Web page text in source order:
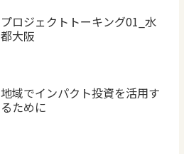
プロジェクトトーキング01_水
都大阪
地域でインパクト投資を活用す
るために